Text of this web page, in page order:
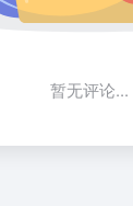
暂无评论...